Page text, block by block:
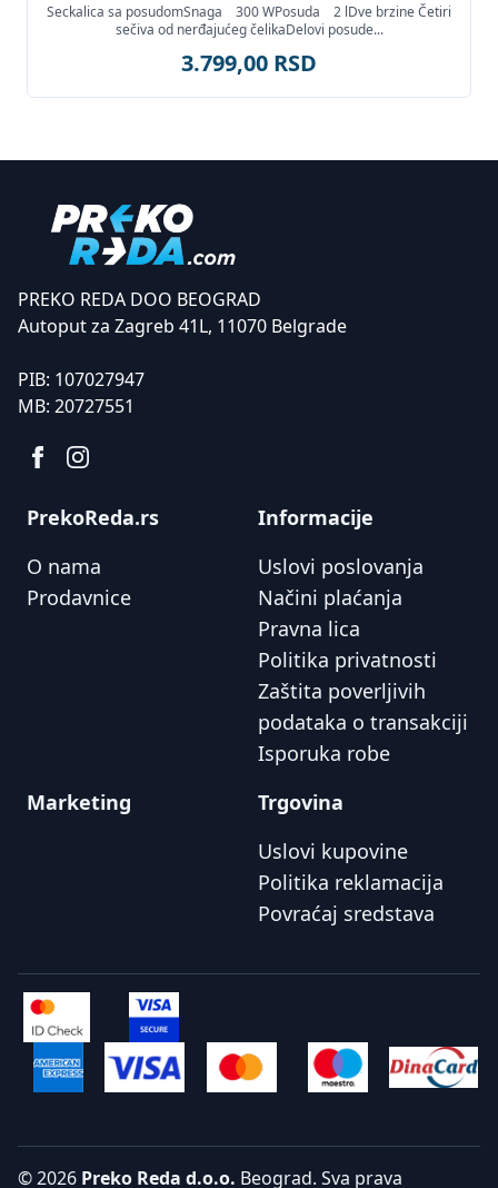
Seckalica sa posudomSnaga 300 WPosuda 2 lDve brzine Četiri
sečiva od nerđajućeg čelikaDelovi posude...
3.799,00 RSD
PREKO REDA DOO BEOGRAD
Autoput za Zagreb 41L, 11070 Belgrade
PIB: 107027947
MB: 20727551
PrekoReda.rs
O nama
Prodavnice
Informacije
Uslovi poslovanja
Načini plaćanja
Pravna lica
Politika privatnosti
Zaštita poverljivih
podataka o transakciji
Isporuka robe
Marketing
Trgovina
Uslovi kupovine
Politika reklamacija
Povraćaj sredstava
© 2026 Preko Reda d.o.o. Beograd. Sva prava